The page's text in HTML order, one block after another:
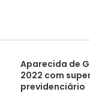
Aparecida de
2022 com
previdenciário